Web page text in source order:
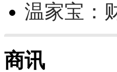
温家宝：
商讯